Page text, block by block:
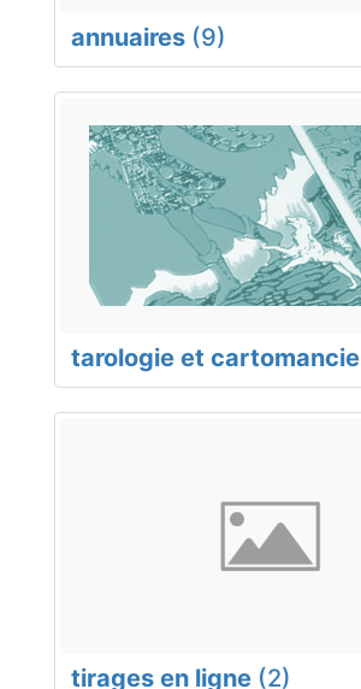
annuaires (9)
tarologie et cartomancie
tirages en ligne (2)